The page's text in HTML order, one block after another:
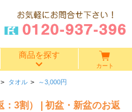
商品を探す
カート
> タオル > ～3,000円
3割） | 初盆・新盆のお返